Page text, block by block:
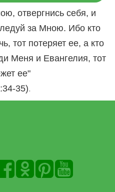
отвергнись себя, и
за Мною. Ибо кто
тот потеряет ее, а кто
Меня и Евангелия, тот
ее"
35).